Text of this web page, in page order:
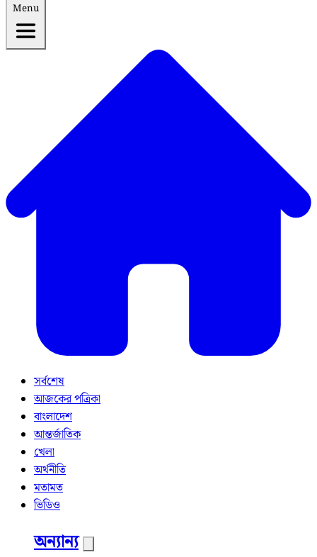
Menu
সর্বশেষ
আজকের পত্রিকা
বাংলাদেশ
আন্তর্জাতিক
খেলা
অর্থনীতি
মতামত
ভিডিও
অন্যান্য